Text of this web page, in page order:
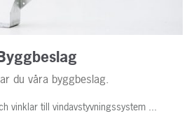
du våra byggbeslag.
vinklar till vindavstyvningssystem ...